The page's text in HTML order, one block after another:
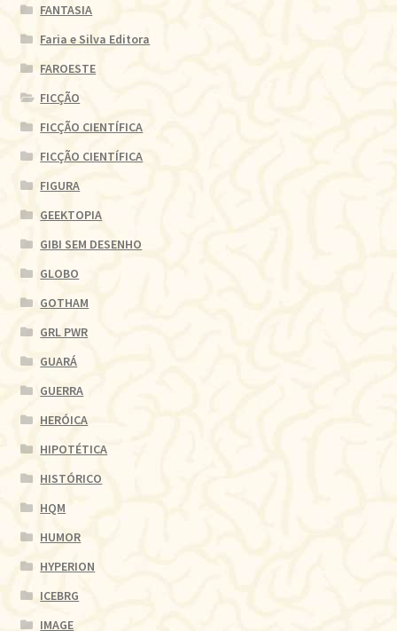
FANTASIA
Faria e Silva Editora
FAROESTE
FICÇÃO
FICÇÃO CIENTÍFICA
FICÇÃO CIENTÍFICA
FIGURA
GEEKTOPIA
GIBI SEM DESENHO
GLOBO
GOTHAM
GRL PWR
GUARÁ
GUERRA
HERÓICA
HIPOTÉTICA
HISTÓRICO
HQM
HUMOR
HYPERION
ICEBRG
IMAGE